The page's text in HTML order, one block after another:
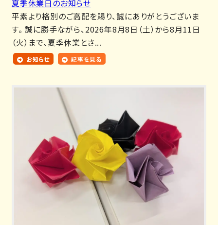
夏季休業日のお知らせ
平素より格別のご高配を賜り、誠にありがとうございま
す。 誠に勝手ながら、2026年8月8日（土）から8月11日
（火）まで、夏季休業とさ...
お知らせ 記事を見る